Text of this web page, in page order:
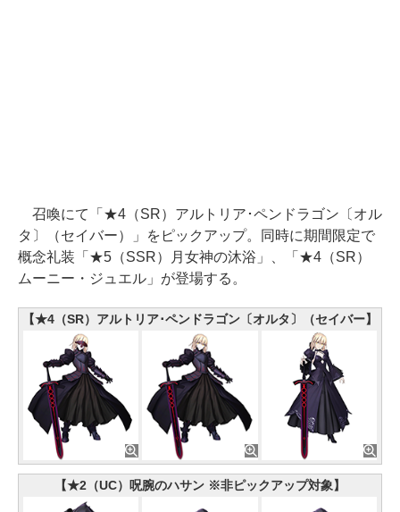
召喚にて「★4（SR）アルトリア･ペンドラゴン〔オル
タ〕（セイバー）」をピックアップ。同時に期間限定で
概念礼装「★5（SSR）月女神の沐浴」、「★4（SR）
ムーニー・ジュエル」が登場する。
【★4（SR）アルトリア･ペンドラゴン〔オルタ〕（セイバー】
【★2（UC）呪腕のハサン ※非ピックアップ対象】